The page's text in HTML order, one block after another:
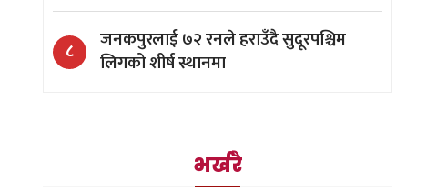
८
जनकपुरलाई ७२ रनले हराउँदै सुदूरपश्चिम
लिगको शीर्ष स्थानमा
भर्खरै